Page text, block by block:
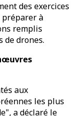
des exercices
préparer à
remplis
de drones.
aux
les plus
a déclaré le